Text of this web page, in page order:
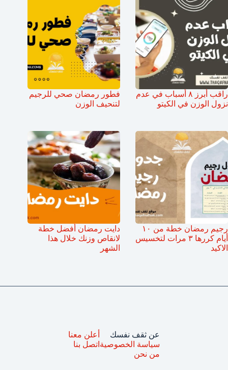
راقب أبرز ٨ أسباب في عدم
نزول الوزن في الكيتو
فطور رمضان صحي للرجيم
لتنحيف الوزن
رجيم رمضان خطة من ١٠
أيام كررها ٣ مرات لتخسيس
الاكيد
دايت رمضان أفضل خطة
لانقاص وزنك خلال هذا
الشهر
عن ثقف نفسك
سياسة الخصوصية
من نحن
أعلن معنا
اتصل بنا